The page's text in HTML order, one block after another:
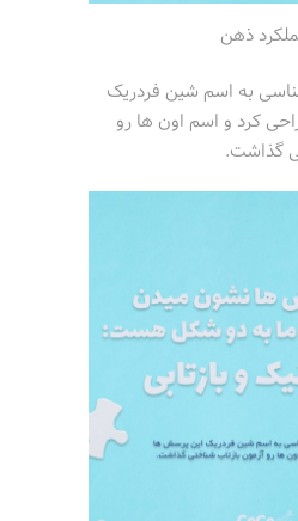
ذهن
روانشناسی به اسم شین فردریک
کرد و اسم اون ها رو
گذاشت.